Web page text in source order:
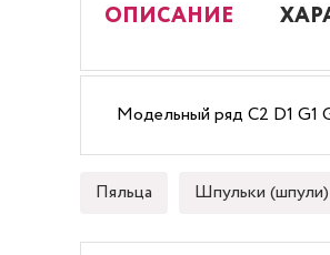
ОПИСАНИЕ
Модельный ряд C2 D1 G1
Пяльца Шпульки (шпули)